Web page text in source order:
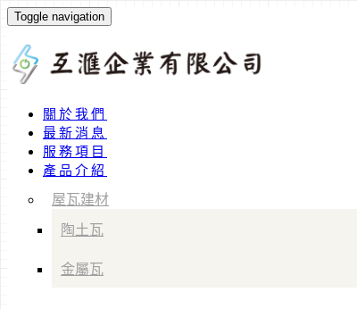
Toggle navigation
關於我們
最新消息
服務項目
產品介紹
屋瓦建材
陶土瓦
金屬瓦